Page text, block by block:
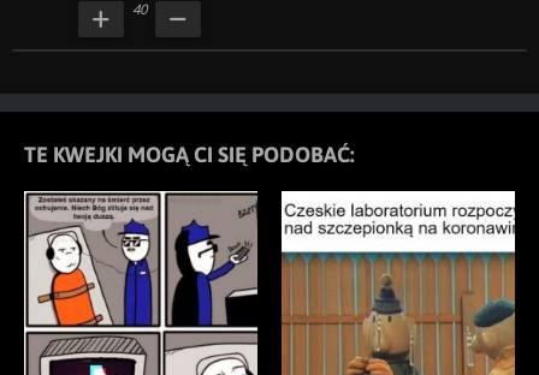
40
TE KWEJKI MOGĄ CI SIĘ PODOBAĆ: